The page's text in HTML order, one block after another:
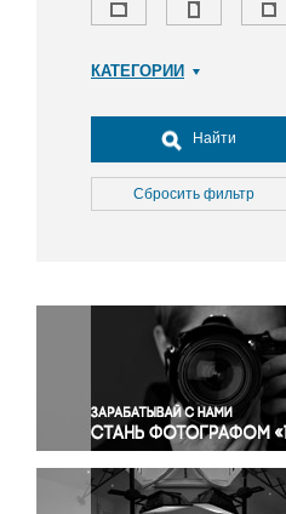
КАТЕГОРИИ
Досуг, туризм и отдых
Культура
Медицина
Окружающая среда
Политика
Правосудие
Происшествия и
Религия
Светская жизнь
Спорт
Найти
Сбросить фильтр